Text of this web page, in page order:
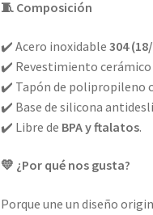
🧵 Composición
✔️ Acero inoxidable304
✔️ Revestimiento
✔️ Tapón de polipropileno
✔️ Base de silicona
✔️ Libre de BPA y ftalatos.
💛 ¿Por qué nos gusta?
Porque une un diseño